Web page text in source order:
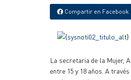
Compartir en Facebook
La secretaria de la Mujer,
entre 15 y 18 años. A